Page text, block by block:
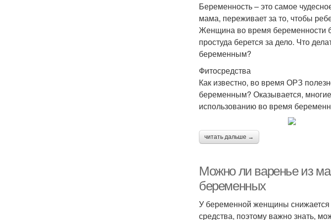
Беременность – это самое
мама, переживает за то, чтобы
Женщина во время беременности
простуда берется за дело. Что
беременным?
Фитосредства
Как известно, во время ОРЗ
беременным? Оказывается,
использованию во время
читать дальше →
Можно ли варенье из
беременных
У беременной женщины снижается
средства, поэтому важно знать,